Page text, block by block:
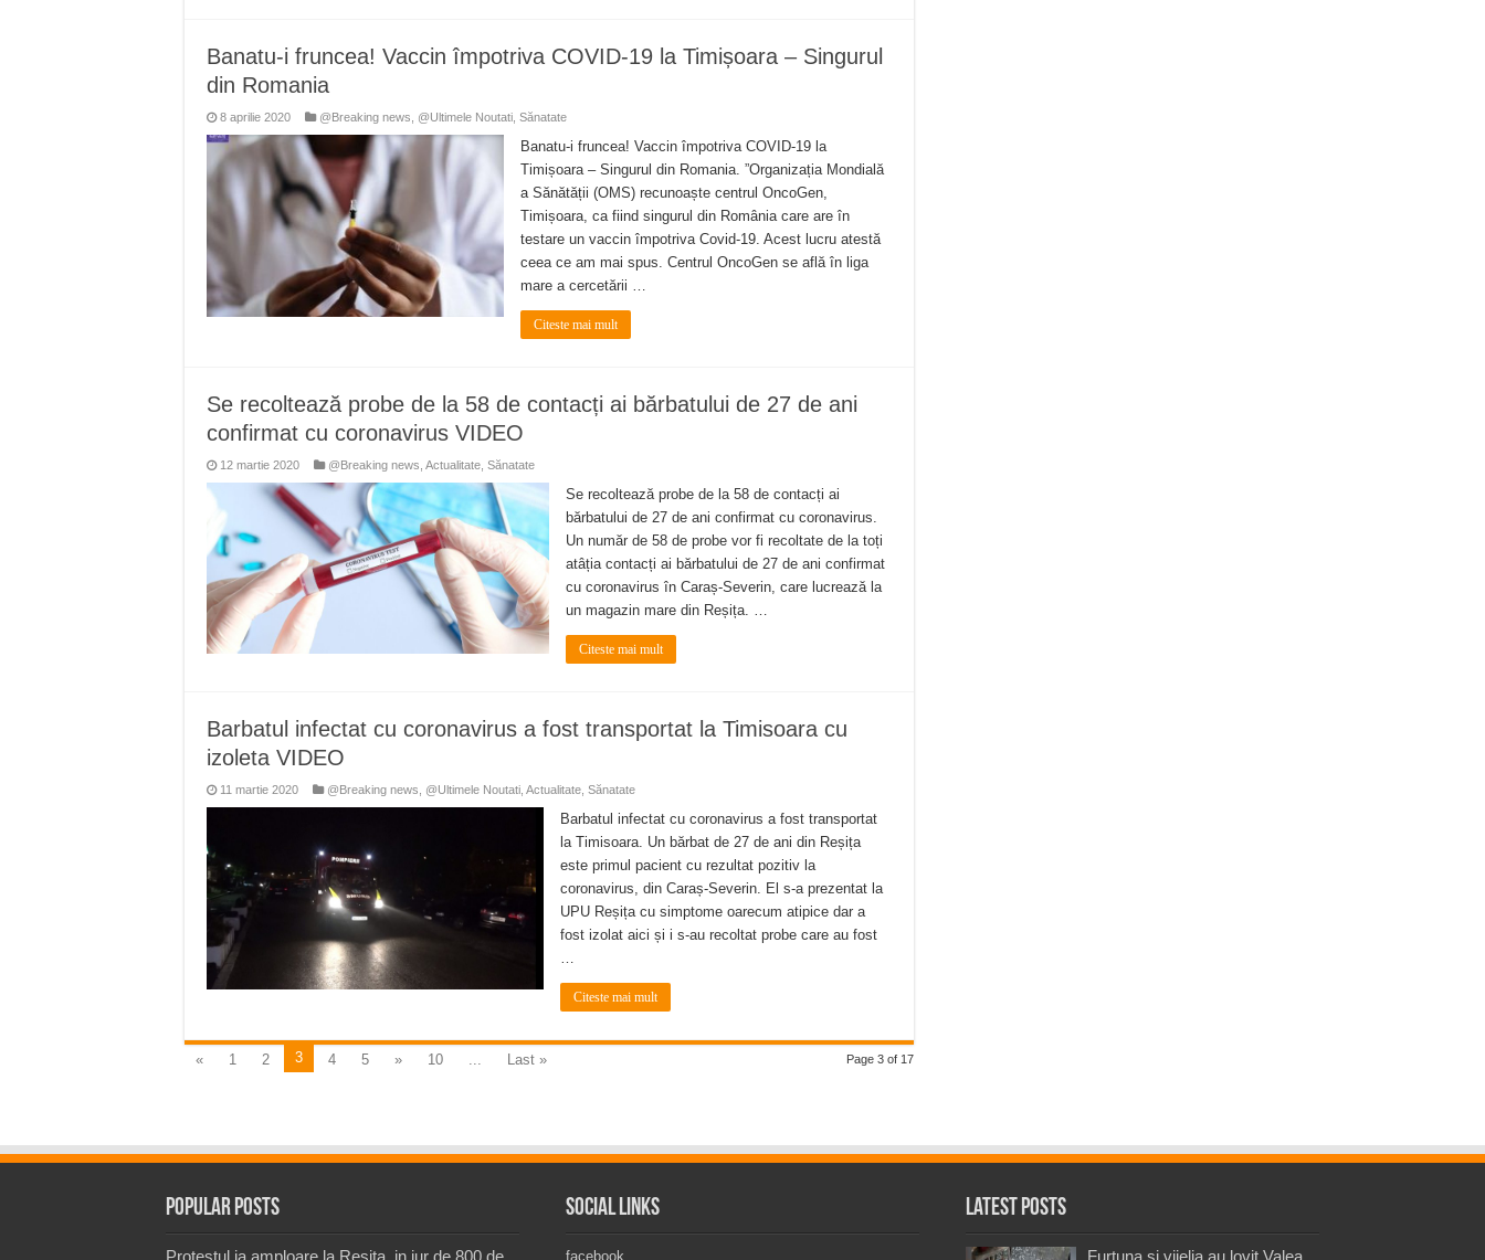
Banatu-i fruncea! Vaccin împotriva COVID-19 la Timișoara – Singurul
din Romania
8 aprilie 2020 @Breaking news @Ultimele Noutati Sănatate
Banatu-i fruncea! Vaccin împotriva COVID-19 la
Timișoara – Singurul din Romania. ”Organizația Mondială
a Sănătății (OMS) recunoaște centrul OncoGen,
Timișoara, ca fiind singurul din România care are în
testare un vaccin împotriva Covid-19. Acest lucru atestă
ceea ce am mai spus. Centrul OncoGen se află în liga
mare a cercetării …
Citeste mai mult
Se recoltează probe de la 58 de contacți ai bărbatului de 27 de ani
confirmat cu coronavirus VIDEO
12 martie 2020 @Breaking news Actualitate Sănatate
Se recoltează probe de la 58 de contacți ai
bărbatului de 27 de ani confirmat cu coronavirus.
Un număr de 58 de probe vor fi recoltate de la toți
atâția contacți ai bărbatului de 27 de ani confirmat
cu coronavirus în Caraș-Severin, care lucrează la
un magazin mare din Reșița. …
Citeste mai mult
Barbatul infectat cu coronavirus a fost transportat la Timisoara cu
izoleta VIDEO
11 martie 2020 @Breaking news @Ultimele Noutati Actualitate Sănatate
Barbatul infectat cu coronavirus a fost transportat
la Timisoara. Un bărbat de 27 de ani din Reșița
este primul pacient cu rezultat pozitiv la
coronavirus, din Caraș-Severin. El s-a prezentat la
UPU Reșița cu simptome oarecum atipice dar a
fost izolat aici și i s-au recoltat probe care au fost
Citeste mai mult
Page 3 of 17
« 1 2 3 4 5 » 10 Last »
Popular Posts
Protestul ia amploare la Resita, in jur de 800 de
Social Links
facebook
Latest Posts
Furtuna și vijelia au lovit Valea